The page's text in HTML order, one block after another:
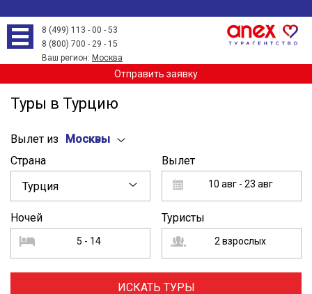
8 (499) 113 - 00 - 53
8 (800) 700 - 29 - 15
Ваш регион: Москва
Отправить заявку
Туры в Турцию
Вылет из
Москвы
Страна
Турция
Вылет
10 авг - 23 авг
Ночей
5 - 14
Туристы
2 взрослых